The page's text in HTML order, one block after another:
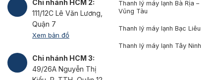
Chi nhánh HCM 2:
111/12C Lê Văn Lương,
Quận 7
Xem bản đồ
Chi nhánh HCM 3:
49/26A Nguyễn Thị
Thanh lý máy lạnh Bà Rịa –
Vũng Tàu
Thanh lý máy lạnh Bạc Liêu
Thanh lý máy lạnh Tây Ninh